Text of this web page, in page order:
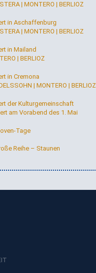
| MONTERO | BERLIOZ
in Aschaffenburg
| MONTERO | BERLIOZ
in Mailand
| BERLIOZ
in Cremona
| MONTERO | BERLIOZ
der Kulturgemeinschaft
am Vorabend des 1. Mai
Tage
Reihe – Staunen